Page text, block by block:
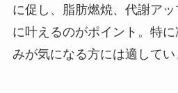
に促し、脂肪燃焼、代謝ア
に叶えるのがポイント。特
みが気になる方には適してい